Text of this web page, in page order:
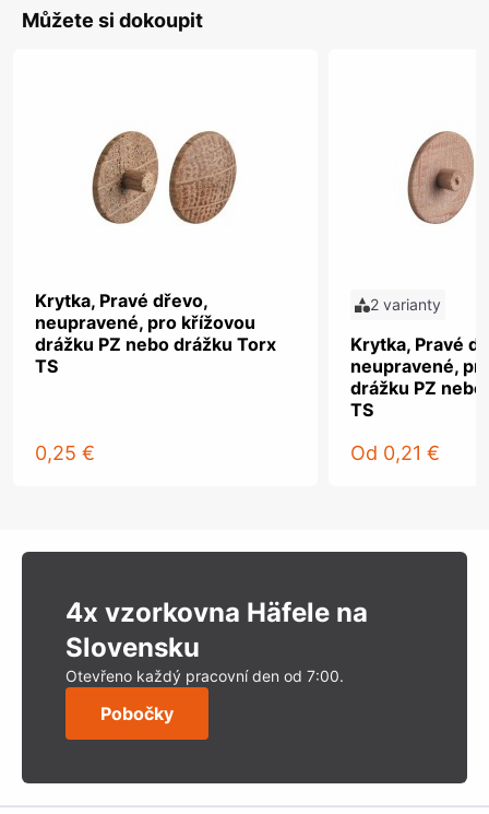
Můžete si dokoupit
Krytka, Pravé dřevo,
neupravené, pro křížovou
drážku PZ nebo drážku Torx
TS
0,25 €
2 varianty
Krytka, Pravé
neupravené,
drážku PZ
TS
Od 0,21 €
4x vzorkovna Häfele na
Slovensku
Otevřeno každý pracovní den od 7:00.
Pobočky